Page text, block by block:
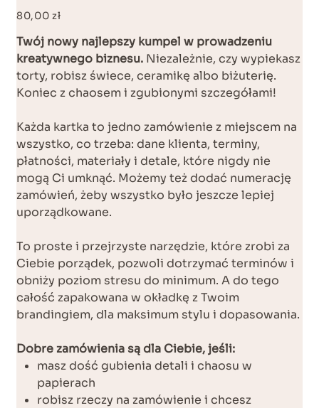
Cena
80,00 zł
Twój nowy najlepszy kumpel w prowadzeniu
kreatywnego biznesu.Niezależnie, czy wypiekasz
torty, robisz świece, ceramikę albo biżuterię.
Koniec z chaosem i zgubionymi szczegółami!
Każda kartka to jedno zamówienie z miejscem na
wszystko, co trzeba: dane klienta, terminy,
płatności, materiały i detale, które nigdy nie
mogą Ci umknąć. Możemy też dodać numerację
zamówień, żeby wszystko było jeszcze lepiej
uporządkowane.
To proste i przejrzyste narzędzie, które zrobi za
Ciebie porządek, pozwoli dotrzymać terminów i
obniży poziom stresu do minimum. A do tego
całość zapakowana w okładkę z Twoim
brandingiem, dla maksimum stylu i dopasowania.
Dobre zamówieniasą dla Ciebie, jeśli:
masz dość gubienia detali i chaosu w
papierach
robisz rzeczy na zamówienie i chcesz